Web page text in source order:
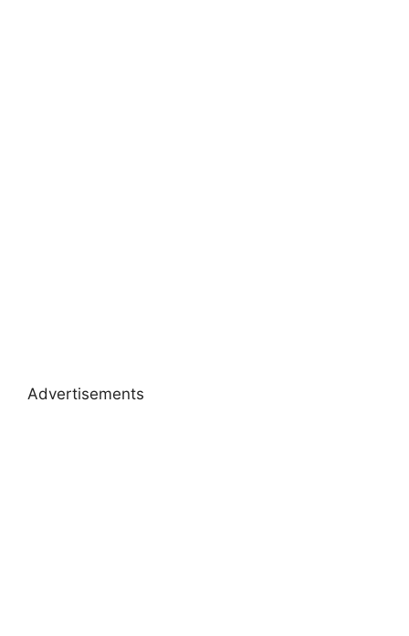
Advertisements